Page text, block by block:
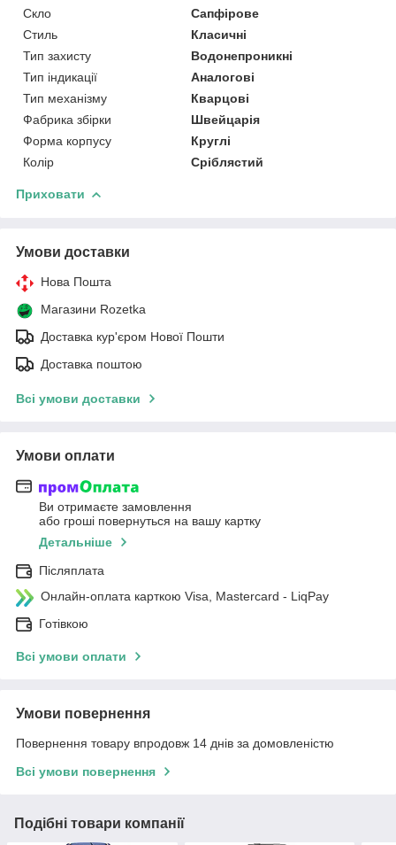
Скло
Сапфірове
Стиль
Класичні
Тип захисту
Водонепроникні
Тип індикації
Аналогові
Тип механізму
Кварцові
Фабрика збірки
Швейцарія
Форма корпусу
Круглі
Колір
Сріблястий
Приховати
Умови доставки
Нова Пошта
Магазини Rozetka
Доставка кур'єром Нової Пошти
Доставка поштою
Всі умови доставки
Умови оплати
Ви отримаєте замовлення
або гроші повернуться на вашу картку
Детальніше
Післяплата
Онлайн-оплата карткою Visa, Mastercard - LiqPay
Готівкою
Всі умови оплати
Умови повернення
Повернення товару впродовж 14 днів за домовленістю
Всі умови повернення
Подібні товари компанії